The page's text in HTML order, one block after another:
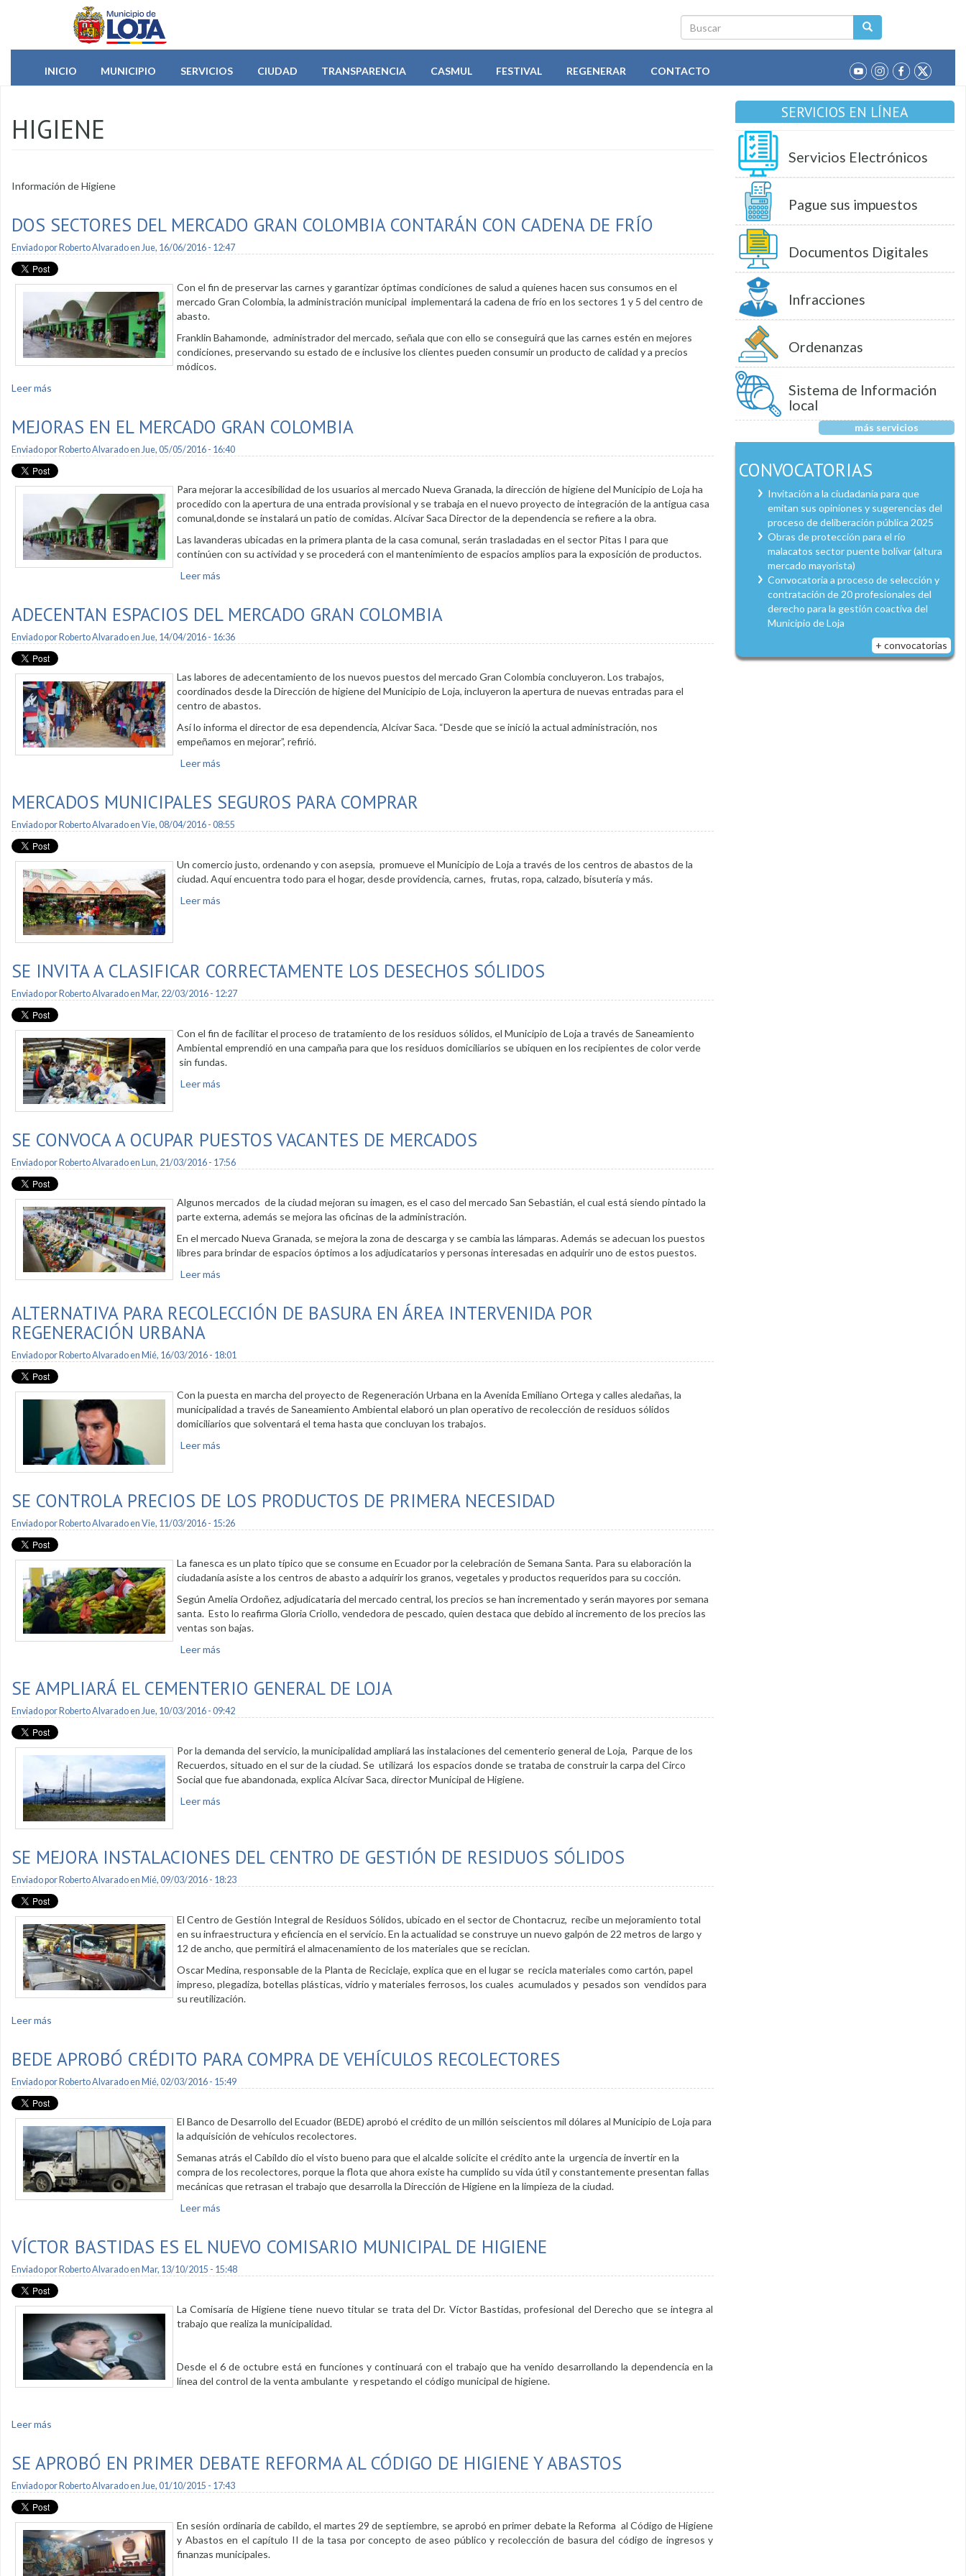
Pasar al contenido principal
Buscar
INICIO
MUNICIPIO SERVICIOS CIUDAD TRANSPARENCIA CASMUL FESTIVAL REGENERAR CONTACTO
HIGIENE
Información de Higiene
DOS SECTORES DEL MERCADO GRAN COLOMBIA CONTARÁN CON CADENA DE FRÍO
Enviado por Roberto Alvaradoen Jue, 16/06/2016 - 12:47
Con el fin de preservar las carnes y garantizar óptimas condiciones de salud a quienes hacen sus consumos en el
mercado Gran Colombia, la administración municipal implementará la cadena de frío en los sectores 1 y 5 del centro de
abasto.
Franklin Bahamonde, administrador del mercado, señala que con ello se conseguirá que las carnes estén en mejores
condiciones, preservando su estado de e inclusive los clientes pueden consumir un producto de calidad y a precios
módicos.
Leer más
MEJORAS EN EL MERCADO GRAN COLOMBIA
Enviado por Roberto Alvaradoen Jue, 05/05/2016 - 16:40
Para mejorar la accesibilidad de los usuarios al mercado Nueva Granada, la dirección de higiene del Municipio de Loja ha
procedido con la apertura de una entrada provisional y se trabaja en el nuevo proyecto de integración de la antigua casa
comunal,donde se instalará un patio de comidas. Alcívar Saca Director de la dependencia se refiere a la obra.
Las lavanderas ubicadas en la primera planta de la casa comunal, serán trasladadas en el sector Pitas I para que
continúen con su actividad y se procederá con el mantenimiento de espacios amplios para la exposición de productos.
Leer más
ADECENTAN ESPACIOS DEL MERCADO GRAN COLOMBIA
Enviado por Roberto Alvaradoen Jue, 14/04/2016 - 16:36
Las labores de adecentamiento de los nuevos puestos del mercado Gran Colombia concluyeron. Los trabajos,
coordinados desde la Dirección de higiene del Municipio de Loja, incluyeron la apertura de nuevas entradas para el
centro de abastos.
Así lo informa el director de esa dependencia, Alcívar Saca. “Desde que se inició la actual administración, nos
empeñamos en mejorar”, refirió.
Leer más
MERCADOS MUNICIPALES SEGUROS PARA COMPRAR
Enviado por Roberto Alvaradoen Vie, 08/04/2016 - 08:55
Un comercio justo, ordenando y con asepsia, promueve el Municipio de Loja a través de los centros de abastos de la
ciudad. Aquí encuentra todo para el hogar, desde providencia, carnes, frutas, ropa, calzado, bisutería y más.
Leer más
SE INVITA A CLASIFICAR CORRECTAMENTE LOS DESECHOS SÓLIDOS
Enviado por Roberto Alvaradoen Mar, 22/03/2016 - 12:27
Con el fin de facilitar el proceso de tratamiento de los residuos sólidos, el Municipio de Loja a través de Saneamiento
Ambiental emprendió en una campaña para que los residuos domiciliarios se ubiquen en los recipientes de color verde
sin fundas.
Leer más
SE CONVOCA A OCUPAR PUESTOS VACANTES DE MERCADOS
Enviado porRoberto Alvaradoen Lun, 21/03/2016 - 17:56
Algunos mercados de la ciudad mejoran su imagen, es el caso del mercado San Sebastián, el cual está siendo pintado la
parte externa, además se mejora las oficinas de la administración.
En el mercado Nueva Granada, se mejora la zona de descarga y se cambia las lámparas. Además se adecuan los puestos
libres para brindar de espacios óptimos a los adjudicatarios y personas interesadas en adquirir uno de estos puestos.
Leer más
ALTERNATIVA PARA RECOLECCIÓN DE BASURA EN ÁREA INTERVENIDA POR
REGENERACIÓN URBANA
Enviado porRoberto Alvaradoen Mié, 16/03/2016 - 18:01
Con la puesta en marcha del proyecto de Regeneración Urbana en la Avenida Emiliano Ortega y calles aledañas, la
municipalidad a través de Saneamiento Ambiental elaboró un plan operativo de recolección de residuos sólidos
domiciliarios que solventará el tema hasta que concluyan los trabajos.
Leer más
SE CONTROLA PRECIOS DE LOS PRODUCTOS DE PRIMERA NECESIDAD
Enviado por Roberto Alvaradoen Vie, 11/03/2016 - 15:26
La fanesca es un plato típico que se consume en Ecuador por la celebración de Semana Santa. Para su elaboración la
ciudadanía asiste a los centros de abasto a adquirir los granos, vegetales y productos requeridos para su cocción.
Según Amelia Ordoñez, adjudicataria del mercado central, los precios se han incrementado y serán mayores por semana
santa. Esto lo reafirma Gloria Criollo, vendedora de pescado, quien destaca que debido al incremento de los precios las
ventas son bajas.
Leer más
SE AMPLIARÁ EL CEMENTERIO GENERAL DE LOJA
Enviado por Roberto Alvaradoen Jue, 10/03/2016 - 09:42
Por la demanda del servicio, la municipalidad ampliará las instalaciones del cementerio general de Loja, Parque de los
Recuerdos, situado en el sur de la ciudad. Se utilizará los espacios donde se trataba de construir la carpa del Circo
Social que fue abandonada, explica Alcívar Saca, director Municipal de Higiene.
Leer más
SE MEJORA INSTALACIONES DEL CENTRO DE GESTIÓN DE RESIDUOS SÓLIDOS
Enviado por Roberto Alvaradoen Mié, 09/03/2016 - 18:23
El Centro de Gestión Integral de Residuos Sólidos, ubicado en el sector de Chontacruz, recibe un mejoramiento total
en su infraestructura y eficiencia en el servicio. En la actualidad se construye un nuevo galpón de 22 metros de largo y
12 de ancho, que permitirá el almacenamiento de los materiales que se reciclan.
Oscar Medina, responsable de la Planta de Reciclaje, explica que en el lugar se recicla materiales como cartón, papel
impreso, plegadiza, botellas plásticas, vidrio y materiales ferrosos, los cuales acumulados y pesados son vendidos para
su reutilización.
Leer más
BEDE APROBÓ CRÉDITO PARA COMPRA DE VEHÍCULOS RECOLECTORES
Enviado por Roberto Alvaradoen Mié, 02/03/2016 - 15:49
El Banco de Desarrollo del Ecuador (BEDE) aprobó el crédito de un millón seiscientos mil dólares al Municipio de Loja para
la adquisición de vehículos recolectores.
Semanas atrás el Cabildo dio el visto bueno para que el alcalde solicite el crédito ante la urgencia de invertir en la
compra de los recolectores, porque la flota que ahora existe ha cumplido su vida útil y constantemente presentan fallas
mecánicas que retrasan el trabajo que desarrolla la Dirección de Higiene en la limpieza de la ciudad.
Leer más
VÍCTOR BASTIDAS ES EL NUEVO COMISARIO MUNICIPAL DE HIGIENE
Enviado por Roberto Alvaradoen Mar, 13/10/2015 - 15:48
La Comisaría de Higiene tiene nuevo titular se trata del Dr. Víctor Bastidas, profesional del Derecho que se integra al
trabajo que realiza la municipalidad.
Desde el 6 de octubre está en funciones y continuará con el trabajo que ha venido desarrollando la dependencia en la
línea del control de la venta ambulante y respetando el código municipal de higiene.
Leer más
SE APROBÓ EN PRIMER DEBATE REFORMA AL CÓDIGO DE HIGIENE Y ABASTOS
Enviado por Roberto Alvaradoen Jue, 01/10/2015 - 17:43
En sesión ordinaria de cabildo, el martes 29 de septiembre, se aprobó en primer debate la Reforma al Código de Higiene
y Abastos en el capítulo II de la tasa por concepto de aseo público y recolección de basura del código de ingresos y
finanzas municipales.
SERVICIOS EN LÍNEA
Servicios Electrónicos
Pague sus impuestos
Documentos Digitales
Infracciones
Ordenanzas
Sistema de Información
local
más servicios
CONVOCATORIAS
Invitación a la ciudadanía para que
emitan sus opiniones y sugerencias del
proceso de deliberación pública 2025
Obras de protección para el río
malacatos sector puente bolívar (altura
mercado mayorista)
Convocatoria a proceso de selección y
contratación de 20 profesionales del
derecho para la gestión coactiva del
Municipio de Loja
+ convocatorias